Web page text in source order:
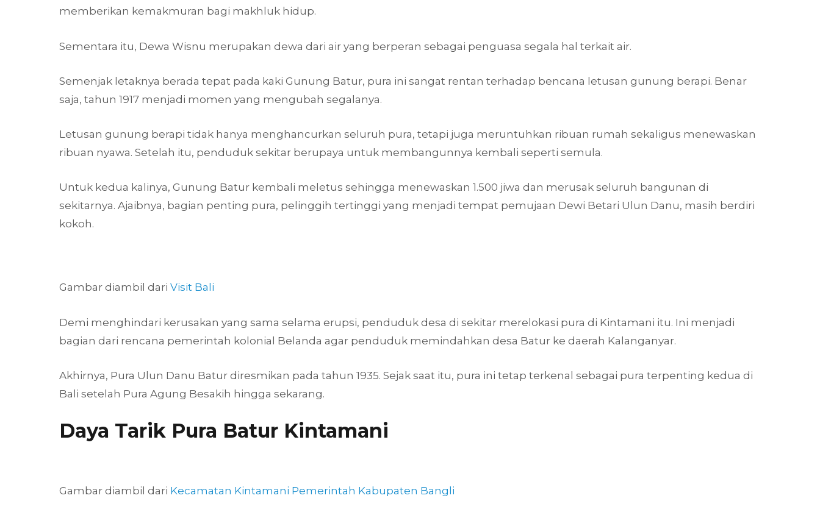
memberikan kemakmuran bagi makhluk hidup.
Sementara itu, Dewa Wisnu merupakan dewa dari air yang berperan sebagai penguasa segala hal terkait air.
Semenjak letaknya berada tepat pada kaki Gunung Batur, pura ini sangat rentan terhadap bencana letusan gunung berapi. Benar
saja, tahun 1917 menjadi momen yang mengubah segalanya.
Letusan gunung berapi tidak hanya menghancurkan seluruh pura, tetapi juga meruntuhkan ribuan rumah sekaligus menewaskan
ribuan nyawa. Setelah itu, penduduk sekitar berupaya untuk membangunnya kembali seperti semula.
Untuk kedua kalinya, Gunung Batur kembali meletus sehingga menewaskan 1.500 jiwa dan merusak seluruh bangunan di
sekitarnya. Ajaibnya, bagian penting pura, pelinggih tertinggi yang menjadi tempat pemujaan Dewi Betari Ulun Danu, masih berdiri
kokoh.
Gambar diambil dari Visit Bali
Demi menghindari kerusakan yang sama selama erupsi, penduduk desa di sekitar merelokasi pura di Kintamani itu. Ini menjadi
bagian dari rencana pemerintah kolonial Belanda agar penduduk memindahkan desa Batur ke daerah Kalanganyar.
Akhirnya, Pura Ulun Danu Batur diresmikan pada tahun 1935. Sejak saat itu, pura ini tetap terkenal sebagai pura terpenting kedua di
Bali setelah Pura Agung Besakih hingga sekarang.
Daya Tarik Pura Batur Kintamani
Gambar diambil dari Kecamatan Kintamani Pemerintah Kabupaten Bangli